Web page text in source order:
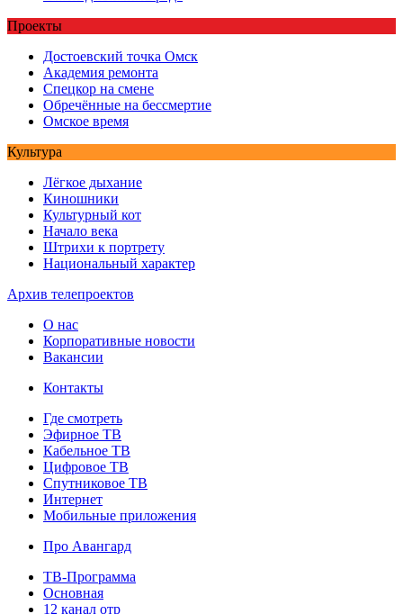
Проекты
Достоевский точка Омск
Академия ремонта
Спецкор на смене
Обречённые на бессмертие
Омское время
Культура
Лёгкое дыхание
Киношники
Культурный кот
Начало века
Штрихи к портрету
Национальный характер
Архив телепроектов
О нас
Корпоративные новости
Вакансии
Контакты
Где смотреть
Эфирное ТВ
Кабельное ТВ
Цифровое ТВ
Спутниковое ТВ
Интернет
Мобильные приложения
Про Авангард
ТВ-Программа
Основная
12 канал отр